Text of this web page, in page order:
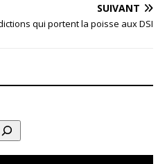
SUIVANT
qui portent la poisse aux DSI